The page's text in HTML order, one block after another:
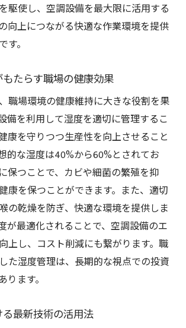
駆使し、空調設備を最大限に活用する
向上につながる快適な作業環境を提供
。
たらす職場の健康効果
職場環境の健康維持に大きな役割を果
備を利用して湿度を適切に管理するこ
康を守りつつ生産性を向上させること
的な湿度は40%から60%とされてお
保つことで、カビや細菌の繁殖を抑
康を保つことができます。また、適切
の乾燥を防ぎ、快適な環境を提供しま
が最適化されることで、空調設備のエ
上し、コスト削減にも繋がります。職
た湿度管理は、長期的な視点での投資
ります。
最新技術の活用法